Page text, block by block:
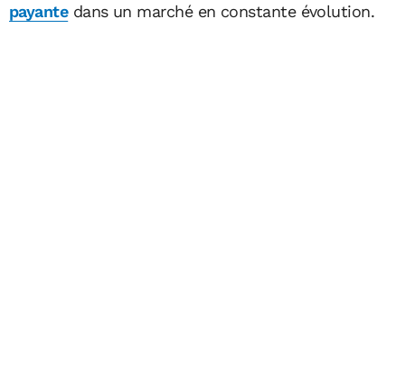
payantedans un marché en constante évolution.